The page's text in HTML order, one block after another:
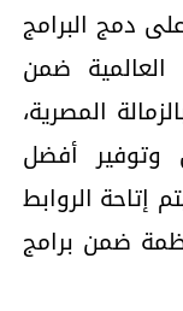
دمج البرامج
العالمية ضمن
المصرية،
وتوفير أفضل
الروابط
ضمن برامج